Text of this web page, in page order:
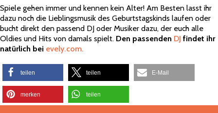
Spiele gehen immer und kennen kein Alter! Am Besten lasst ihr
dazu noch die Lieblingsmusik des Geburtstagskinds laufen oder
bucht direkt den passend DJ oder Musiker dazu, der euch alle
Oldies und Hits von damals spielt. Den passenden DJ findet ihr
natürlich bei evely.com.
teilen teilen E-Mail
merken teilen